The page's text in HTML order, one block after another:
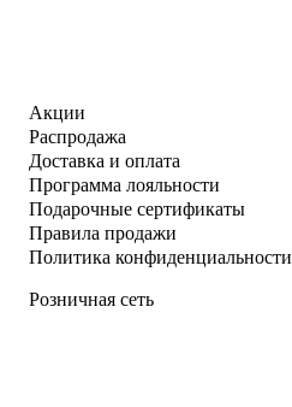
Акции
Распродажа
Доставка и оплата
Программа лояльности
Подарочные сертификаты
Правила продажи
Политика конфиденциальности
Розничная сеть